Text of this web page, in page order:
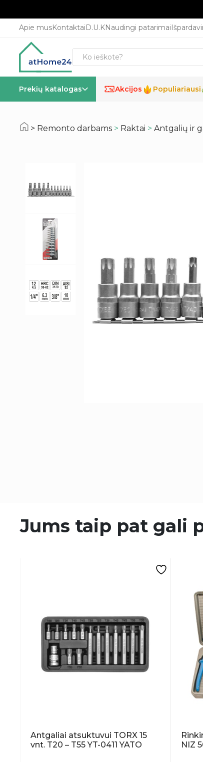
Apie musKontaktaiD.U.KNaudingi patarimai
Prekių katalogas % Akcijos Populiariausi
Remonto darbams > Raktai >Antgalių ir
Jums taip pat gali
Antgaliai atsuktuvui TORX 15
vnt. T20 – T55 YT-0411 YATO
NIZ